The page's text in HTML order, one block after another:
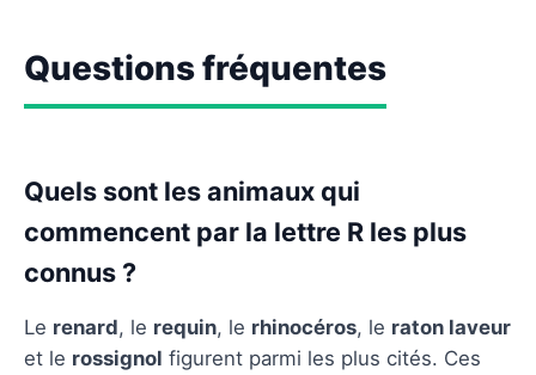
Questions fréquentes
Quels sont les animaux qui
commencent par la lettre R les plus
connus ?
Le renard, le requin, le rhinocéros, le raton laveur
et le rossignol figurent parmi les plus cités. Ces